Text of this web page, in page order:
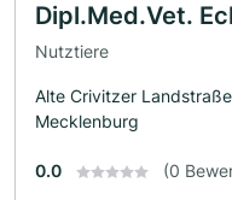
Dipl.Med.Vet.
Nutztiere
Alte Crivitzer
Mecklenburg
0.0 (0